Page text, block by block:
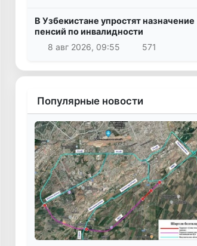
В Узбекистане упростят назначение
пенсий по инвалидности
8 авг 2026, 09:55
571
Популярные новости